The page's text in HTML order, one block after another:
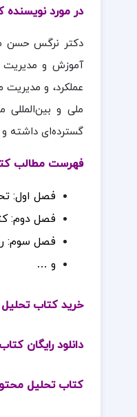
در مورد
دکتر نرگس حسن
آموزش و مدیریت
عملکرد، و
ملی و
گسترده‌ای داشته
فهرست مطالب
فصل اول:
فصل دوم:
فصل سوم:
و …
خرید کتاب
دانلود رایگان
کتاب تحلیل